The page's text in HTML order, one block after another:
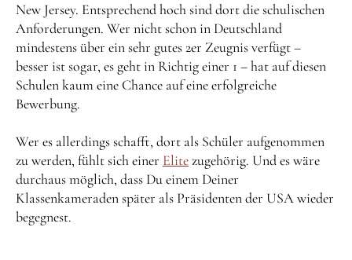
New Jersey. Entsprechend hoch sind dort die schulischen
Anforderungen. Wer nicht schon in Deutschland
mindestens über ein sehr gutes 2er Zeugnis verfügt –
besser ist sogar, es geht in Richtig einer 1 – hat auf diesen
Schulen kaum eine Chance auf eine erfolgreiche
Bewerbung.
Wer es allerdings schafft, dort als Schüler aufgenommen
zu werden, fühlt sich einer Elitezugehörig. Und es wäre
durchaus möglich, dass Du einem Deiner
Klassenkameraden später als Präsidenten der USA wieder
begegnest.